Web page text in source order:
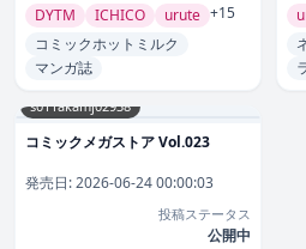
DYTM
ICHICO urute +15
コミックホットミルク
マンガ誌
s011akamj02938
コミックメガストア Vol.023
発売日:2026-06-24 00:00:03
投稿ステータス
公開中